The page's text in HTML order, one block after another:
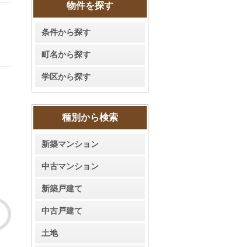
物件を探す
条件から探す
町名から探す
学区から探す
種別から検索
新築マンション
中古マンション
新築戸建て
中古戸建て
土地